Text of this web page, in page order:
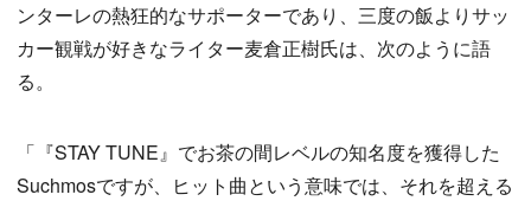
ンターレの熱狂的なサポーターであり、三度の飯よりサッ
カー観戦が好きなライター麦倉正樹氏は、次のように語
る。
「『STAY TUNE』でお茶の間レベルの知名度を獲得した
Suchmosですが、ヒット曲という意味では、それを超える